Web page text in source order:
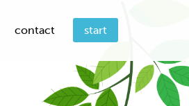
contact start